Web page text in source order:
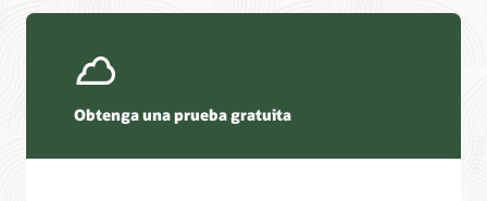
Obtenga una prueba gratuita